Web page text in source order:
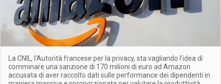
La CNIL, l'Autorità francese per la privacy, sta vagliando l’idea di
comminare una sanzione di 170 milioni di euro ad Amazon
accusata di aver raccolto dati sulle performance dei dipendenti in